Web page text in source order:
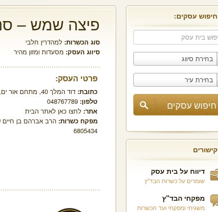
חיפוש עסקים:
בחירת סיווג
בחירת עיר
קישורים
דיווח על בית עסק
שומרים על כשרות הבד"ץ
מפקחי הבד"ץ
משגיחי ומפקחי ועד הכשרות
פיצה שמש –
סוג הכשרות: למהדרין חלבי
סיווג העסק: מסעדות ומזון מהיר
פרטי העסק:
כתובת: דוד המלך 40, מתחם אור ים, אור עקיבא
טלפון: 048767789
אתר: לחצו כאן לאתר הבית
מפקח כשרות:
6805434